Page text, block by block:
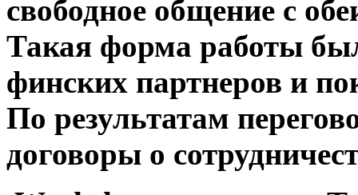
свободное общение с
Такая форма работы
финских партнеров и
По результатам
договоры о